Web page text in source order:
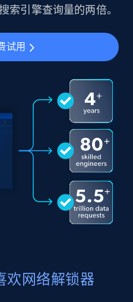
引擎查询量的两倍。
试用
欢网络解锁器